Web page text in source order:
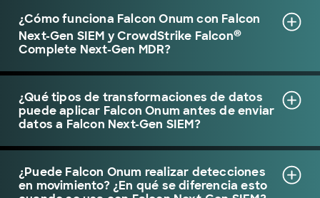
¿Cómo funciona Falcon Onum con Falcon
Next-Gen SIEM y CrowdStrike Falcon®
Complete Next-Gen MDR?
¿Qué tipos de transformaciones de datos
puede aplicar Falcon Onum antes de enviar
datos a Falcon Next-Gen SIEM?
¿Puede Falcon Onum realizar detecciones
en movimiento? ¿En qué se diferencia esto